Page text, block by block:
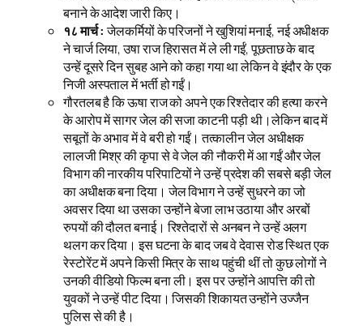
बनाने के आदेश जारी किए।
१८ मार्च :जेलकर्मियों के परिजनों ने खुशियां मनाई, नई अधीक्षक
ने चार्ज लिया, उषा राज हिरासत में ले ली गईं, पूछताछ के बाद
उन्हें दूसरे दिन सुबह आने को कहा गया था लेकिन वे इंदौर के एक
निजी अस्पताल में भर्ती हो गईं।
गौरतलब है कि ऊषा राज को अपने एक रिश्तेदार की हत्या करने
के आरोप में सागर जेल की सजा काटनी पड़ी थी।लेकिन बाद में
सबूतों के अभाव में वे बरी हो गईं। तत्कालीन जेल अधीक्षक
लालजी मिश्र की कृपा से वे जेल की नौकरी में आ गईं और जेल
विभाग की नारकीय परिपाटियों ने उन्हें प्रदेश की सबसे बड़ी जेल
का अधीक्षक बना दिया। जेल विभाग ने उन्हें सुधरने का जो
अवसर दिया था उसका उन्होंने बेजा लाभ उठाया और अरबों
रुपयों की दौलत बनाई। रिश्तेदारों से अनबन ने उन्हें अलग
थलग कर दिया। इस घटना के बाद जब वे देवास रोड स्थित एक
रेस्टोरेंट में अपने किसी मित्र के साथ पहुंची थीं तो कुछ लोगों ने
उनकी वीडियो फिल्म बना ली। इस पर उन्होंने आपत्ति की तो
युवकों ने उन्हें पीट दिया। जिसकी शिकायत उन्होंने उज्जैन
पुलिस से की है।